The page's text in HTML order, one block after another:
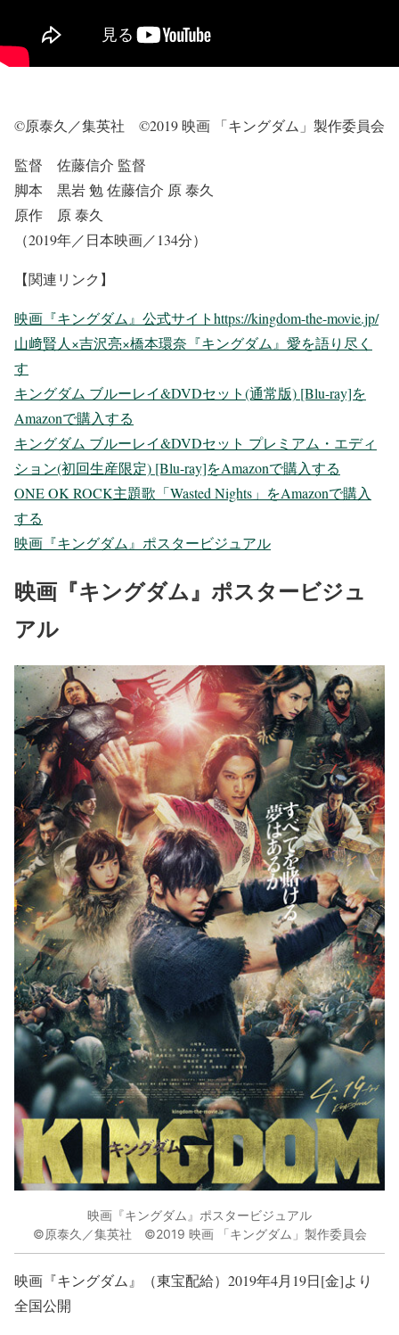
©原泰久／集英社 ©2019 映画 「キングダム」製作委員会
監督 佐藤信介 監督
脚本 黒岩 勉 佐藤信介 原 泰久
原作 原 泰久
（2019年／日本映画／134分）
【関連リンク】
映画『キングダム』公式サイトhttps://kingdom-the-movie.jp/
山﨑賢人×吉沢亮×橋本環奈『キングダム』愛を語り尽く
す
キングダム ブルーレイ&DVDセット(通常版) [Blu-ray]を
Amazonで購入する
キングダム ブルーレイ&DVDセット プレミアム・エディ
ション(初回生産限定) [Blu-ray]をAmazonで購入する
ONE OK ROCK主題歌「Wasted Nights」をAmazonで購入
する
映画『キングダム』ポスタービジュアル
映画『キングダム』ポスタービジュ
アル
映画『キングダム』ポスタービジュアル
©原泰久／集英社 ©2019 映画 「キングダム」製作委員会
映画『キングダム』（東宝配給）2019年4月19日[金]より
全国公開